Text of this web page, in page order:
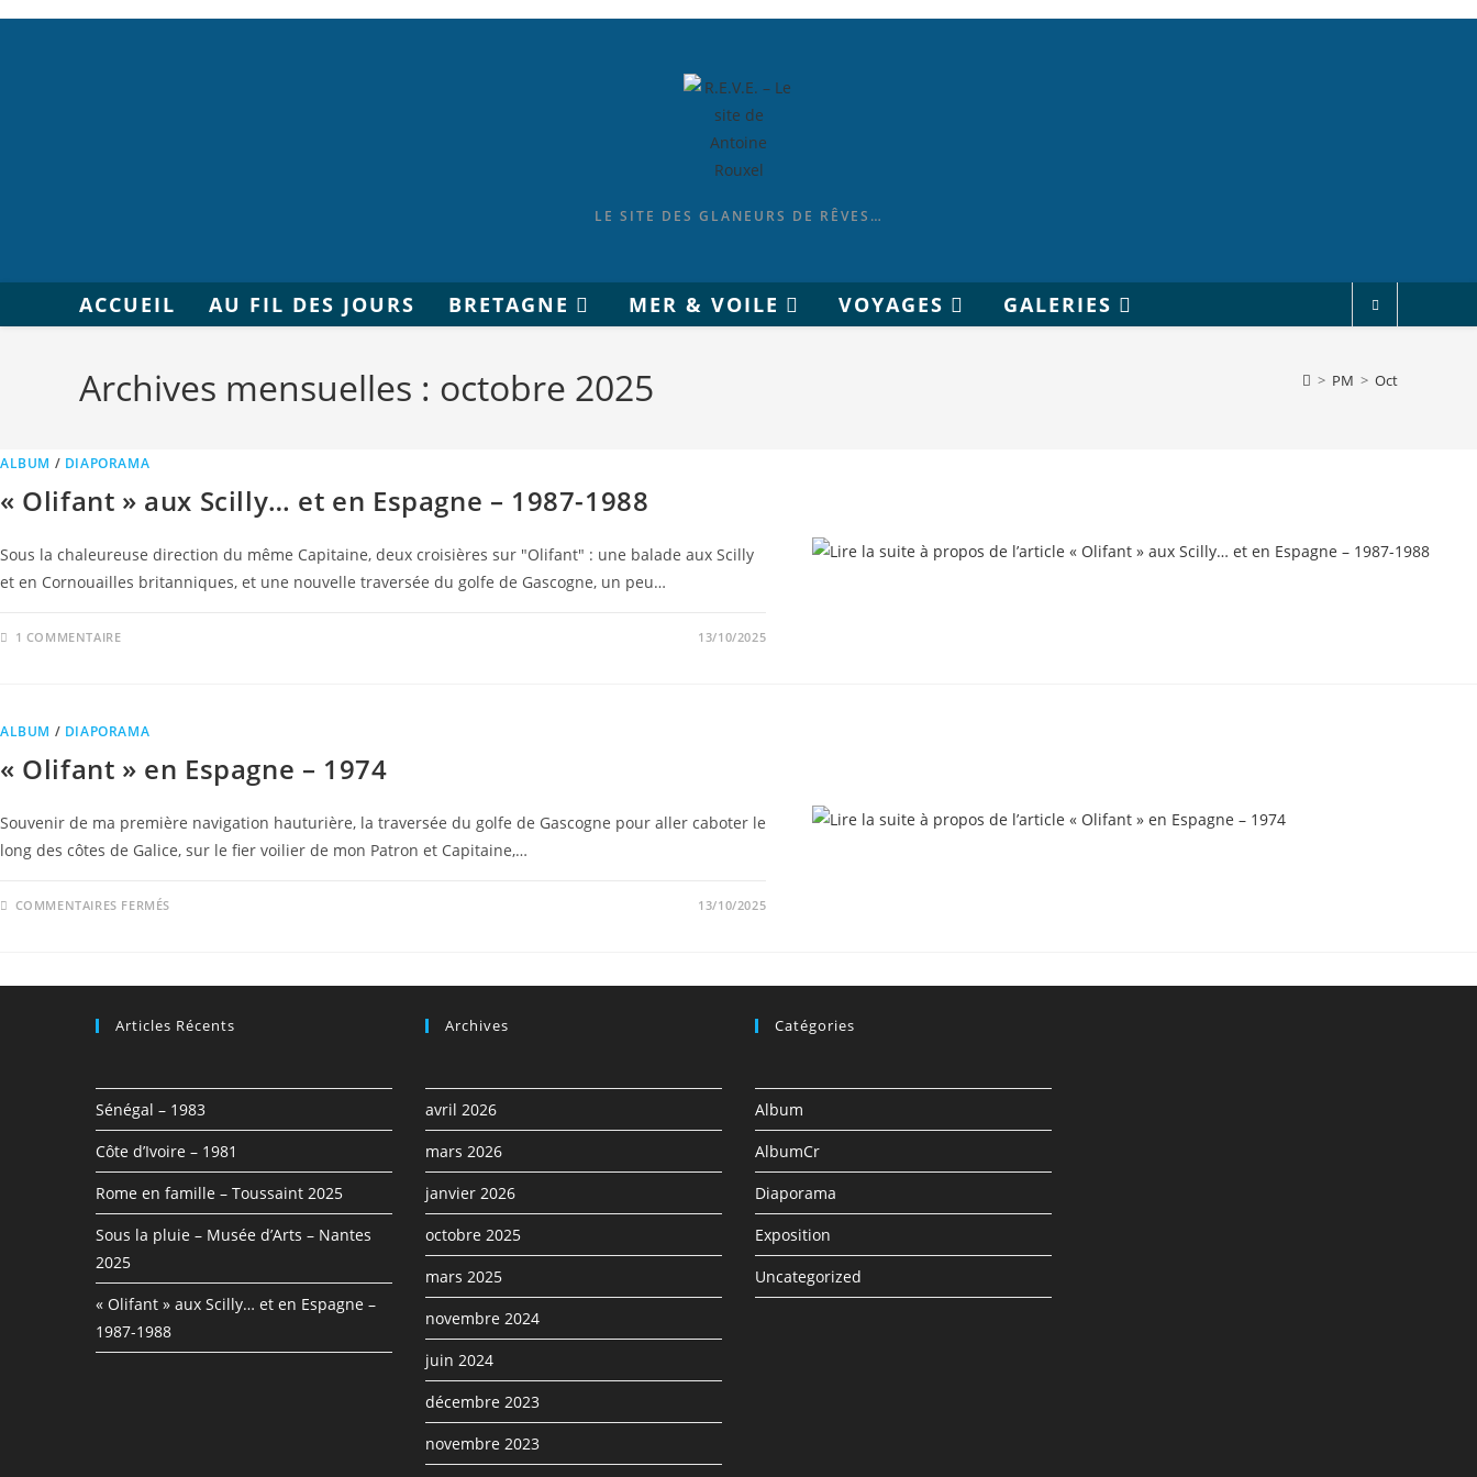
LE SITE DES GLANEURS DE RÊVES…
ACCUEIL AU FIL DES JOURS BRETAGNE MER & VOILE VOYAGES GALERIES
Archives mensuelles : octobre 2025 > PM > Oct
ALBUM / DIAPORAMA
« Olifant » aux Scilly… et en Espagne – 1987-1988
Sous la chaleureuse direction du même Capitaine, deux croisières sur "Olifant" : une balade aux Scilly
et en Cornouailles britanniques, et une nouvelle traversée du golfe de Gascogne, un peu…
1 COMMENTAIRE 13/10/2025
ALBUM / DIAPORAMA
« Olifant » en Espagne – 1974
Souvenir de ma première navigation hauturière, la traversée du golfe de Gascogne pour aller caboter le
long des côtes de Galice, sur le fier voilier de mon Patron et Capitaine,…
COMMENTAIRES FERMÉS 13/10/2025
Articles Récents
Sénégal – 1983
Côte d’Ivoire – 1981
Rome en famille – Toussaint 2025
Sous la pluie – Musée d’Arts – Nantes
2025
« Olifant » aux Scilly… et en Espagne –
1987-1988
Archives
avril 2026
mars 2026
janvier 2026
octobre 2025
mars 2025
novembre 2024
juin 2024
décembre 2023
novembre 2023
Catégories
Album
AlbumCr
Diaporama
Exposition
Uncategorized